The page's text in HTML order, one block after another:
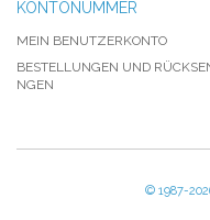
KONTONUMMER
MEIN BENUTZERKONTO
BESTELLUNGEN UND
NGEN
© 1987-